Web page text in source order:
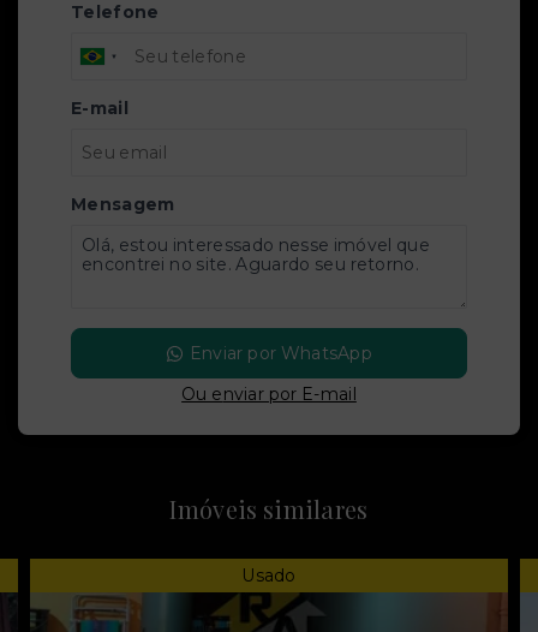
Telefone
E-mail
Mensagem
Enviar por WhatsApp
Ou enviar por E-mail
Imóveis similares
Usado